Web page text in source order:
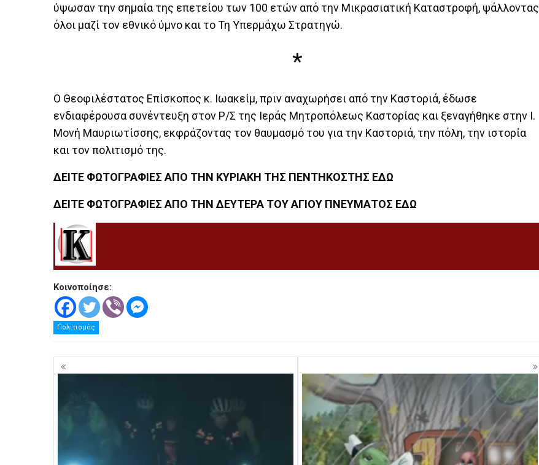
ύψωσαν την σημαία της επετείου των 100 ετών από την Μικρασιατική Καταστροφή, ψάλλοντας
όλοι μαζί τον εθνικό ύμνο και το Τη Υπερμάχω Στρατηγώ.
*
Ο Θεοφιλέστατος Επίσκοπος κ. Ιωακείμ, πριν αναχωρήσει από την Καστοριά, έδωσε
ενδιαφέρουσα συνέντευξη στον Ρ/Σ της Ιεράς Μητροπόλεως Καστορίας και ξεναγήθηκε στην Ι.
Μονή Μαυριωτίσσης, εκφράζοντας τον θαυμασμό του για την Καστοριά, την πόλη, την ιστορία
και τον πολιτισμό της.
ΔΕΙΤΕ ΦΩΤΟΓΡΑΦΙΕΣ ΑΠΟ ΤΗΝ ΚΥΡΙΑΚΗ ΤΗΣ ΠΕΝΤΗΚΟΣΤΗΣ ΕΔΩ
ΔΕΙΤΕ ΦΩΤΟΓΡΑΦΙΕΣ ΑΠΟ ΤΗΝ ΔΕΥΤΕΡΑ ΤΟΥ ΑΓΙΟΥ ΠΝΕΥΜΑΤΟΣ ΕΔΩ
.
Κοινοποίησε:
Πολιτισμός
Πλοήγηση
άρθρων